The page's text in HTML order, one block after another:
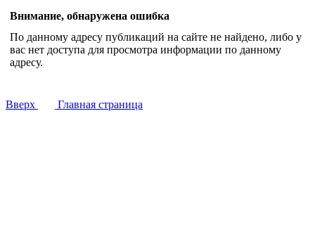
Внимание, обнаружена ошибка
По данному адресу публикаций на сайте не найдено, либо у
вас нет доступа для просмотра информации по данному
адресу.
Вверх Главная страница